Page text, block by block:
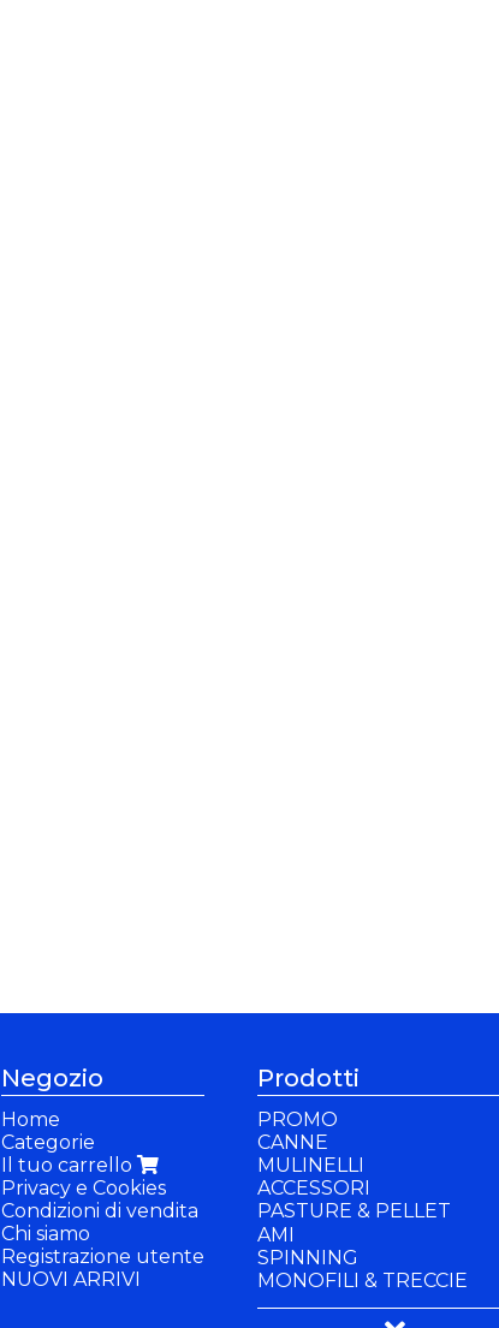
Negozio
Home
Categorie
Il tuo carrello
Privacy e Cookies
Condizioni di vendita
Chi siamo
Registrazione utente
NUOVI ARRIVI
Prodotti
PROMO
CANNE
MULINELLI
ACCESSORI
PASTURE & PELLET
PASTURE
PELLET
INNESCO
ADDITIVI
AMI
SPINNING
MONOFILI & TRECCIE
PANCHETTI & SEDIE